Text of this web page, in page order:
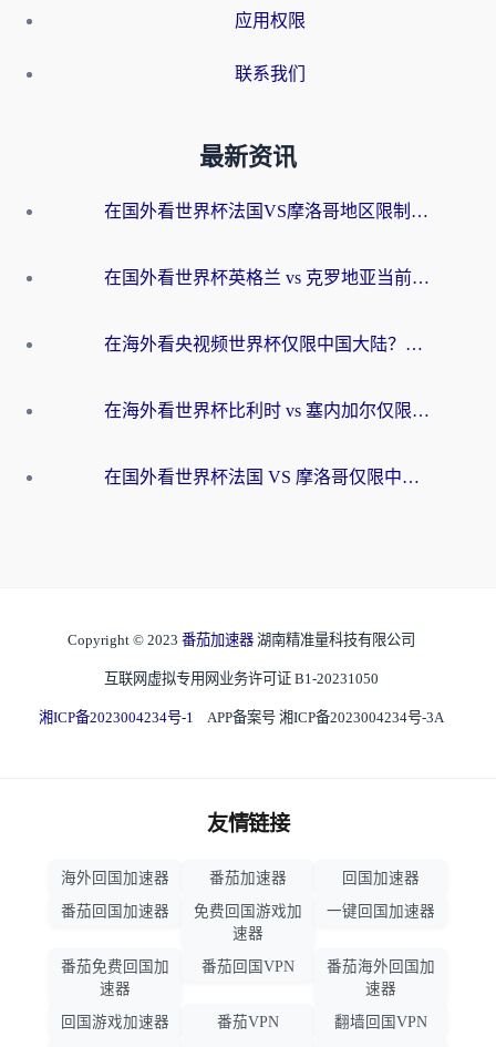
应用权限
联系我们
最新资讯
在国外看世界杯法国VS摩洛哥地区限制？这篇指南让你流畅看中文解说无压力
在国外看世界杯英格兰 vs 克罗地亚当前地区不可播放？这篇指南帮你搞定所有海外观赛难题
在海外看央视频世界杯仅限中国大陆？这篇指南帮你解锁中文解说+无卡顿直播
在海外看世界杯比利时 vs 塞内加尔仅限中国大陆？我找到了最流畅的中文解说之路
在国外看世界杯法国 VS 摩洛哥仅限中国大陆？海外党这样看中文解说赛事不卡顿
Copyright © 2023 番茄加速器 湖南精准量科技有限公司
互联网虚拟专用网业务许可证 B1-20231050
湘ICP备2023004234号-1 APP备案号 湘ICP备2023004234号-3A
友情链接
海外回国加速器 番茄加速器
回国加速器
番茄回国加速器
免费回国游戏加
速器
一键回国加速器
番茄免费回国加
速器
番茄回国VPN
番茄海外回国加
速器
回国游戏加速器
番茄VPN 翻墙回国VPN